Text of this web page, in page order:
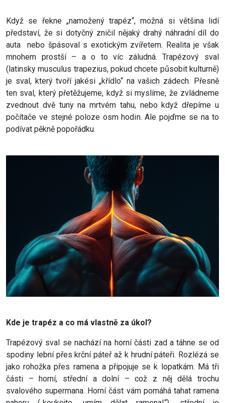
Když se řekne „namožený trapéz“, možná si většina lidí
představí, že si dotyčný zničil nějaký drahý náhradní díl do
auta nebo špásoval s exotickým zvířetem. Realita je však
mnohem prostší – a o to víc záludná. Trapézový sval
(latinsky musculus trapezius, pokud chcete působit kulturně)
je sval, který tvoří jakési „křídlo“ na vašich zádech. Přesně
ten sval, který přetěžujeme, když si myslíme, že zvládneme
zvednout dvě tuny na mrtvém tahu, nebo když dřepíme u
počítače ve stejné poloze osm hodin. Ale pojďme se na to
podívat pěkně popořádku.
Kde je trapéz a co má vlastně za úkol?
Trapézový sval se nachází na horní části zad a táhne se od
spodiny lební přes krční páteř až k hrudní páteři. Rozlézá se
jako rohožka přes ramena a připojuje se k lopatkám. Má tři
části – horní, střední a dolní – což z něj dělá trochu
svalového supermana. Horní část vám pomáhá tahat ramena